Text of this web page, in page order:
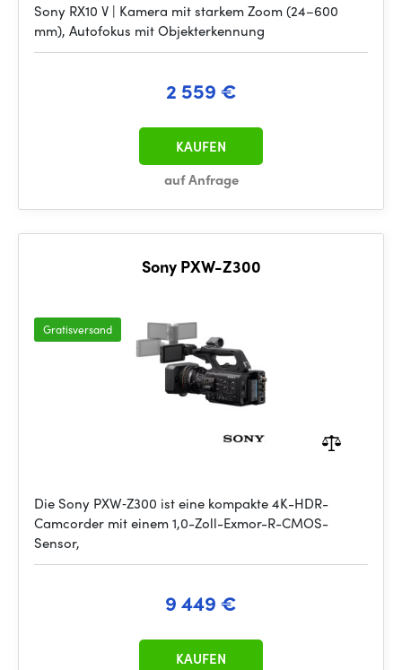
Sony RX10 V | Kamera mit starkem Zoom (24–600
mm), Autofokus mit Objekterkennung
2 559 €
auf Anfrage
KAUFEN
Sony PXW-Z300
Gratisversand
Die Sony PXW‑Z300 ist eine kompakte 4K-HDR-
Camcorder mit einem 1,0-Zoll-Exmor-R-CMOS-
Sensor,
9 449 €
KAUFEN